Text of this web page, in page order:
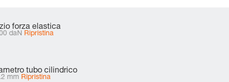
forza elastica
daN Ripristina
tubo cilindrico
mm Ripristina